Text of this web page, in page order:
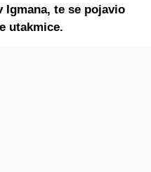
Igmana, te se pojavio
utakmice.